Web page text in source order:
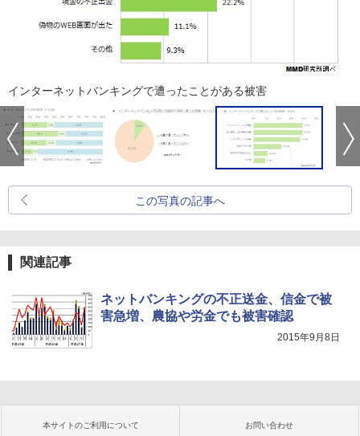
インターネットバンキングで遭ったことがある被害
この写真の記事へ
関連記事
ネットバンキングの不正送金、信金で被
害急増、農協や労金でも被害確認
2015年9月8日
本サイトのご利用について お問い合わせ